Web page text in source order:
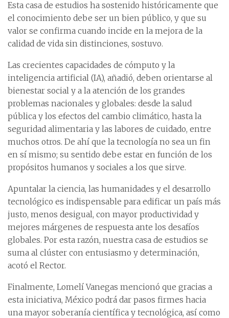
Esta casa de estudios ha sostenido históricamente que
el conocimiento debe ser un bien público, y que su
valor se confirma cuando incide en la mejora de la
calidad de vida sin distinciones, sostuvo.
Las crecientes capacidades de cómputo y la
inteligencia artificial (IA), añadió, deben orientarse al
bienestar social y a la atención de los grandes
problemas nacionales y globales: desde la salud
pública y los efectos del cambio climático, hasta la
seguridad alimentaria y las labores de cuidado, entre
muchos otros. De ahí que la tecnología no sea un fin
en sí mismo; su sentido debe estar en función de los
propósitos humanos y sociales a los que sirve.
Apuntalar la ciencia, las humanidades y el desarrollo
tecnológico es indispensable para edificar un país más
justo, menos desigual, con mayor productividad y
mejores márgenes de respuesta ante los desafíos
globales. Por esta razón, nuestra casa de estudios se
suma al clúster con entusiasmo y determinación,
acotó el Rector.
Finalmente, Lomelí Vanegas mencionó que gracias a
esta iniciativa, México podrá dar pasos firmes hacia
una mayor soberanía científica y tecnológica, así como